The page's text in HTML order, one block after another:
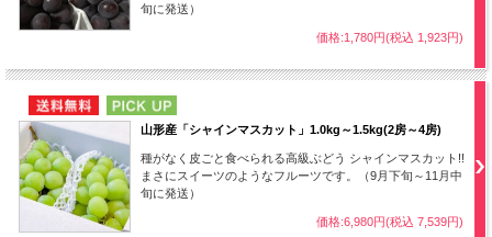
旬に発送）
価格:1,780円(税込 1,923円)
NEW
山形産「シャインマスカット」1.0kg～1.5kg(2房～4房)
種がなく皮ごと食べられる高級ぶどう シャインマスカット!!
まさにスイーツのようなフルーツです。（9月下旬～11月中
旬に発送）
価格:6,980円(税込 7,539円)